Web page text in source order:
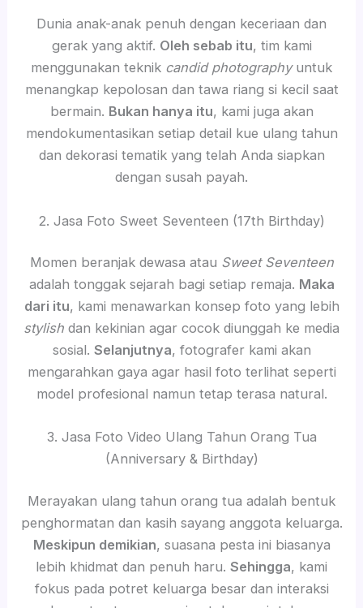
Dunia anak-anak penuh dengan keceriaan dan
gerak yang aktif. Oleh sebab itu, tim kami
menggunakan teknik candid photographyuntuk
menangkap kepolosan dan tawa riang si kecil saat
bermain. Bukan hanya itu, kami juga akan
mendokumentasikan setiap detail kue ulang tahun
dan dekorasi tematik yang telah Anda siapkan
dengan susah payah.
2. Jasa Foto Sweet Seventeen (17th Birthday)
Momen beranjak dewasa atau Sweet Seventeen
adalah tonggak sejarah bagi setiap remaja. Maka
dari itu, kami menawarkan konsep foto yang lebih
stylish dan kekinian agar cocok diunggah ke media
sosial. Selanjutnya, fotografer kami akan
mengarahkan gaya agar hasil foto terlihat seperti
model profesional namun tetap terasa natural.
3. Jasa Foto Video Ulang Tahun Orang Tua
(Anniversary & Birthday)
Merayakan ulang tahun orang tua adalah bentuk
penghormatan dan kasih sayang anggota keluarga.
Meskipun demikian, suasana pesta ini biasanya
lebih khidmat dan penuh haru. Sehingga, kami
fokus pada potret keluarga besar dan interaksi